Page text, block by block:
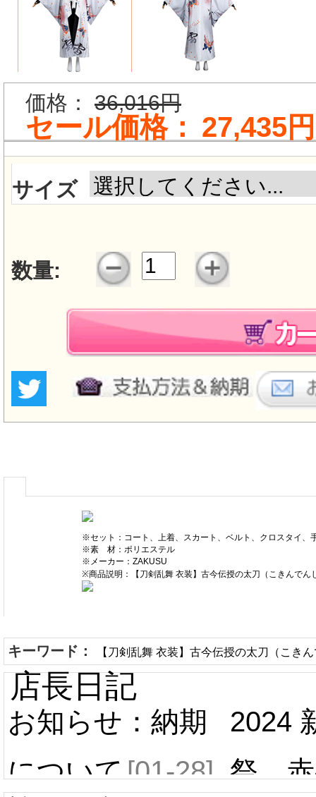
価格： 36,016円
セール価格： 27,435円
サイズ
数量:
※セット：コート、上着、スカート、ベルト、クロスタイ、
※素 材：ポリエステル
※メーカー：ZAKUSU
※商品説明：【刀剣乱舞 衣装】古今伝授の太刀（こきんでん
キーワード： 【刀剣乱舞 衣装】古今伝授の太刀（こき
店長日記
お知らせ：納期
について[01-28]
2024
祭 赤